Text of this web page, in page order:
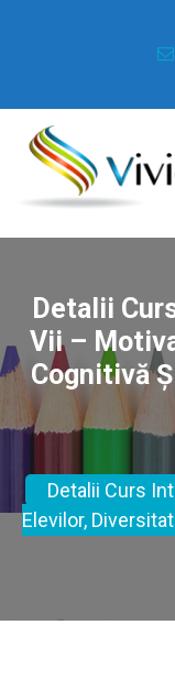
Detalii
Vii –
Cognitivă
Detalii Curs
Elevilor,